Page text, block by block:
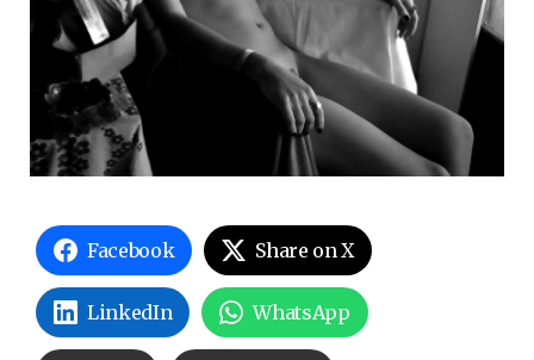
Facebook Share on X
LinkedIn WhatsApp